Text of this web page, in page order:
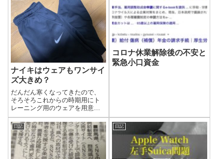
ナイキはウェアもワンサイ
ズ大きめ？
だんだん寒くなってきたので、
そろそろこれからの時期用にト
レーニング用のウェアを用意し
ないといけません。どのブラン
ドも黒ばかりで、形もほぼ同じ
です。ウインドブレーカーが1万
円超えとか結構なお値段するん
ですね。昨日買ったのはロング
パンツです。M...
コロナ休業解除後の不安と
緊急小口資金
日記 日記